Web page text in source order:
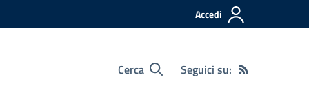
Accedi
Cerca Seguici su: